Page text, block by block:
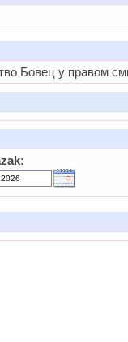
Бовец у правом